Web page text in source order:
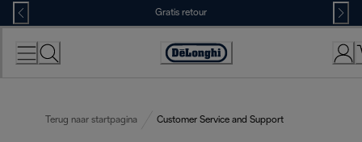
Skip
to
Content
Gratis retour
Accessibility
Terug naar startpagina Customer Service and Support